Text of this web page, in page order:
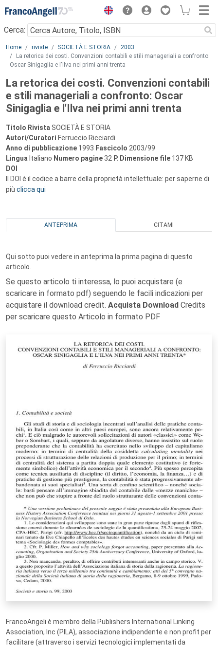
Menu
Cerca:
Main content
Home riviste SOCIETÀ E STORIA
2003
La retorica dei costi. Convenzioni contabili e stili manageriali a confronto:
Oscar Sinigaglia e l'Ilva nei primi anni trenta
La retorica dei costi. Convenzioni contabili
e stili manageriali a confronto: Oscar
Sinigaglia e l'Ilva nei primi anni trenta
Titolo Rivista SOCIETÀ E STORIA
Autori/Curatori Ferruccio Ricciardi
Anno di pubblicazione 1993 Fascicolo 2003/99
Lingua Italiano Numero pagine 32 P. Dimensione file 137 KB
DOI
Il DOI è il codice a barre della proprietà intellettuale: per saperne di
più clicca qui
ANTEPRIMA CITAMI
Qui sotto puoi vedere in anteprima la prima pagina di questo
articolo.
Se questo articolo ti interessa, lo puoi acquistare (e
scaricare in formato pdf) seguendo le facili indicazioni per
acquistare il download credit. Acquista Download Credits
per scaricare questo Articolo in formato PDF
FrancoAngeli è membro della Publishers International Linking
Association, Inc (PILA), associazione indipendente e non profit per
facilitare (attraverso i servizi tecnologici implementati da